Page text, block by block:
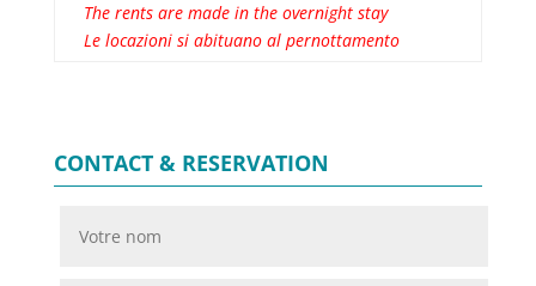
The rents are made in the overnight stay
Le locazioni si abituano al pernottamento
CONTACT & RESERVATION